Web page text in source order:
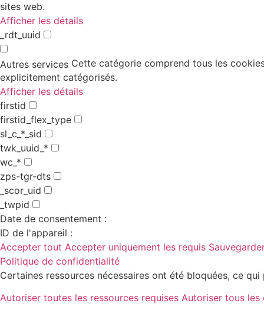
sites web.
Afficher les détails
_rdt_uuid
Autres services Cette catégorie comprend tous les
explicitement catégorisés.
Afficher les détails
firstid
firstid_flex_type
sl_c_*_sid
twk_uuid_*
wc_*
zps-tgr-dts
_scor_uid
_twpid
Date de consentement :
ID de l'appareil :
Accepter tout Accepter uniquement les requis
Politique de confidentialité
Certaines ressources nécessaires ont été bloquées, ce
Autoriser toutes les ressources requises Autoriser tous les